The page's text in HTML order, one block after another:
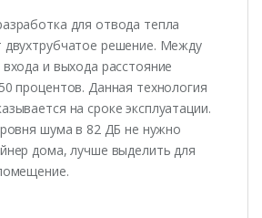
для отвода тепла
двухтрубчатое решение. Между
и выхода расстояние
процентов. Данная технология
на сроке эксплуатации.
шума в 82 ДБ не нужно
дома, лучше выделить для